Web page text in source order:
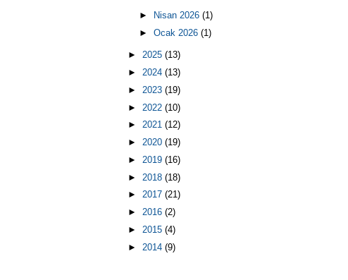
► Nisan 2026 (1)
► Ocak 2026 (1)
► 2025 (13)
► 2024 (13)
► 2023 (19)
► 2022 (10)
► 2021 (12)
► 2020 (19)
► 2019 (16)
► 2018 (18)
► 2017 (21)
► 2016 (2)
► 2015 (4)
► 2014 (9)